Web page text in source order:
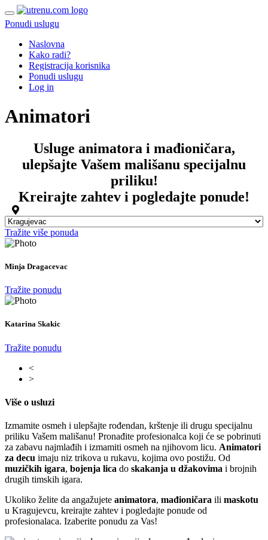
Ponudi uslugu
Naslovna
Kako radi?
Registracija korisnika
Ponudi uslugu
Log in
Animatori
Usluge animatora i mađioničara,
ulepšajte Vašem mališanu specijalnu
priliku!
Kreirajte zahtev i pogledajte ponude!
Tražite više ponuda
Minja Dragacevac
Tražite ponudu
Katarina Skakic
Tražite ponudu
<
>
Više o usluzi
Izmamite osmeh i ulepšajte rođendan, krštenje ili drugu specijalnu
priliku Vašem mališanu! Pronađite profesionalca koji će se pobrinuti
za zabavu najmlađih i izmamiti osmeh na njihovom licu. Animatori
za decu imaju niz trikova u rukavu, kojima ovo postižu. Od
muzičkih igara, bojenja lica do skakanja u džakovima i brojnih
drugih timskih igara.
Ukoliko želite da angažujete animatora, mađioničara ili maskotu
u Kragujevcu, kreirajte zahtev i pogledajte ponude od
profesionalaca. Izaberite ponudu za Vas!